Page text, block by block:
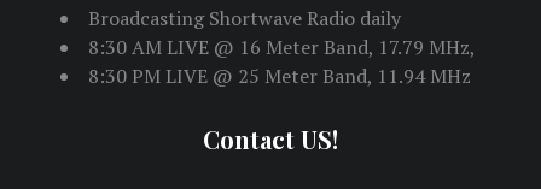
Broadcasting Shortwave Radio daily
8:30 AM LIVE @ 16 Meter Band, 17.79 MHz,
8:30 PM LIVE @ 25 Meter Band, 11.94 MHz
Contact US!